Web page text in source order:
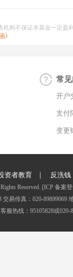
机构不保证本基金一定
》
常
开户
支付
变更
资者教育 | 反洗钱
Reserved. [ICP 备案
交易传真：020-
客服热线：95105828或020-